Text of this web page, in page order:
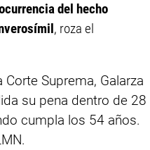
del hecho
, roza el